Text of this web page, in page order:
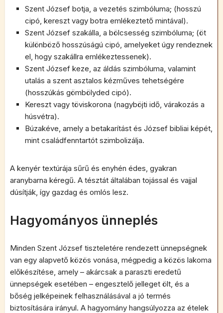
Szent József botja, a vezetés szimbóluma; (hosszú
cipó, kereszt vagy botra emlékeztető mintával).
Szent József szakálla, a bölcsesség szimbóluma; (öt
különböző hosszúságú cipó, amelyeket úgy rendeznek
el, hogy szakállra emlékeztessenek).
Szent József keze, az áldás szimbóluma, valamint
utalás a szent asztalos kézműves tehetségére
(hosszúkás gömbölyded cipó).
Kereszt vagy töviskorona (nagyböjti idő, várakozás a
húsvétra).
Búzakéve, amely a betakarítást és József bibliai képét,
mint családfenntartót szimbolizálja.
A kenyér textúrája sűrű és enyhén édes, gyakran
aranybarna kéregű. A tésztát általában tojással és vajjal
dúsítják, így gazdag és omlós lesz.
Hagyományos ünneplés
Minden Szent József tiszteletére rendezett ünnepségnek
van egy alapvető közös vonása, mégpedig a közös lakoma
előkészítése, amely – akárcsak a paraszti eredetű
ünnepségek esetében – engesztelő jelleget ölt, és a
bőség jelképeinek felhasználásával a jó termés
biztosítására irányul. A hagyomány hangsúlyozza az ételek